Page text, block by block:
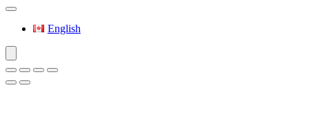
English